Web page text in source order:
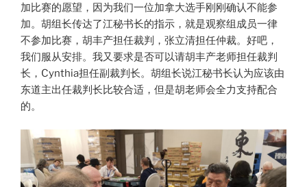
加比赛的愿望，因为我们一位加拿大选手刚刚确认不能参
加。胡组长传达了江秘书长的指示，就是观察组成员一律
不参加比赛，胡丰产担任裁判，张立清担任仲裁。好吧，
我们服从安排。我又要求是否可以请胡丰产老师担任裁判
长，Cynthia担任副裁判长。胡组长说江秘书长认为应该由
东道主出任裁判长比较合适，但是胡老师会全力支持配合
的。